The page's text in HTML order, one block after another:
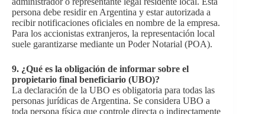
persona debe residir en Argentina y estar autorizada a
recibir notificaciones oficiales en nombre de la empresa.
Para los accionistas extranjeros, la representación local
suele garantizarse mediante un Poder Notarial (POA).
9. ¿Qué es la obligación de informar sobre el
propietario final beneficiario (UBO)?
La declaración de la UBO es obligatoria para todas las
personas jurídicas de Argentina. Se considera UBO a
toda persona física que controle directa o indirectamente